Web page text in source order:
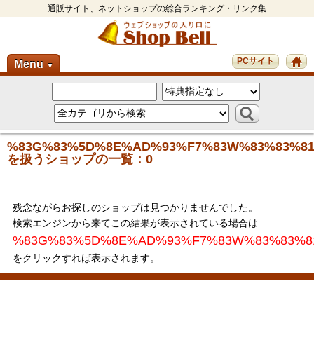
通販サイト、ネットショップの総合ランキング・リンク集
Menu ▼ PCサイト
を扱うショップの一覧：0
残念ながらお探しのショップは見つかりませんでした。
検索エンジンから来てこの結果が表示されている場合は
をクリックすれば表示されます。